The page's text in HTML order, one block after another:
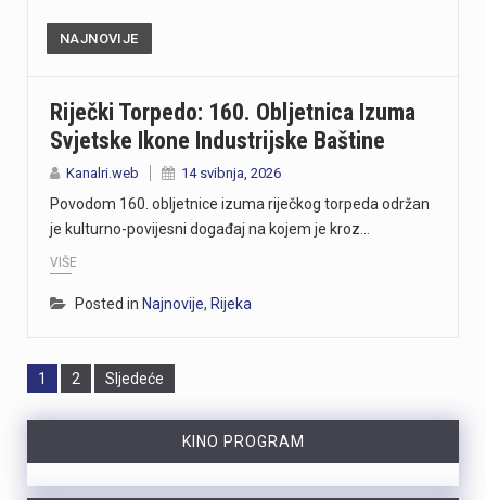
NAJNOVIJE
Riječki Torpedo: 160. Obljetnica Izuma
Svjetske Ikone Industrijske Baštine
Kanalri.web 14 svibnja, 2026
Povodom 160. obljetnice izuma riječkog torpeda održan
je kulturno-povijesni događaj na kojem je kroz…
VIŠE
Posted in Najnovije, Rijeka
Page
1 Page
2 Sljedeće
KINO PROGRAM